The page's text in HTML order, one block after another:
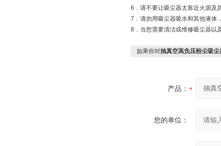
6．请不要让吸尘器太靠近火源及
7．请勿用吸尘器吸水和其他液体
8．当您需要清洁或维修吸尘器以
如果你对抽真空高负压粉尘吸尘
产品：
您的单位：